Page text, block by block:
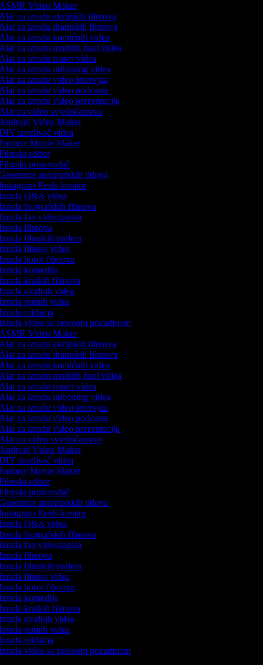
Video Maker
za izradu akcijskih filmova
za izradu dramskih filmova
za izradu komičnih videa
za izradu modnih haul videa
za izradu teaser videa
za izradu unboxing videa
za izradu video intervjua
za izradu video podcasta
za izradu video prezentacija
za video svjedočanstva
Video Maker
izrađivač videa
Movie Maker
editor
proizvođač
automatskih titlova
Reels kreator
Q&A videa
biografskih filmova
fan videozapisa
filmova
filmskih trailera
fitness videa
horor filmova
komedija
kratkih filmova
modnih videa
putnih videa
reklama
videa sa zelenom pozadinom
Video Maker
za izradu akcijskih filmova
za izradu dramskih filmova
za izradu komičnih videa
za izradu modnih haul videa
za izradu teaser videa
za izradu unboxing videa
za izradu video intervjua
za izradu video podcasta
za izradu video prezentacija
za video svjedočanstva
Video Maker
izrađivač videa
Movie Maker
editor
proizvođač
automatskih titlova
Reels kreator
Q&A videa
biografskih filmova
fan videozapisa
filmova
filmskih trailera
fitness videa
horor filmova
komedija
kratkih filmova
modnih videa
putnih videa
reklama
videa sa zelenom pozadinom